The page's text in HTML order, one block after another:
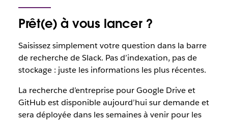
Prêt(e) à vous lancer ?
Saisissez simplement votre question dans la barre
de recherche de Slack. Pas d’indexation, pas de
stockage : juste les informations les plus récentes.
La recherche d’entreprise pour Google Drive et
GitHub est disponible aujourd’hui sur demande et
sera déployée dans les semaines à venir pour les